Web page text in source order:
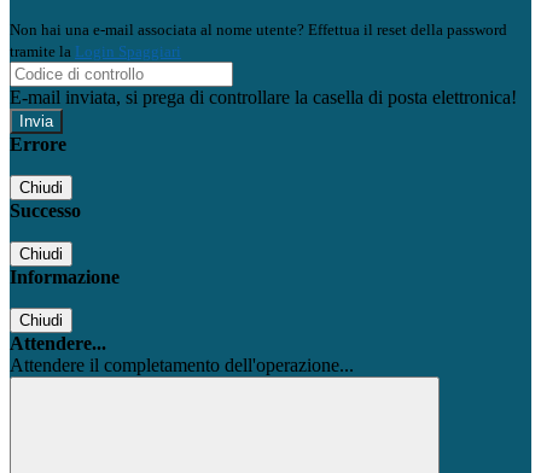
Non hai una e-mail associata al nome utente? Effettua il reset della password
tramite la Login Spaggiari
E-mail inviata, si prega di controllare la casella di posta elettronica!
Errore
Chiudi
Successo
Chiudi
Informazione
Chiudi
Attendere...
Attendere il completamento dell'operazione...